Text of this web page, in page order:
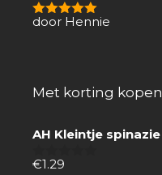
5van 5
door Hennie
Met korting kopen
AH Kleintje spinazie
0
€1.29